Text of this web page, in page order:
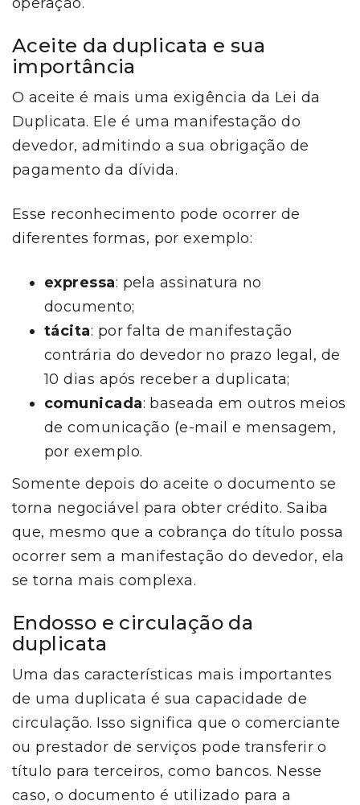
Aceite da duplicata e sua
importância
O aceite é mais uma exigência da Lei da
Duplicata. Ele é uma manifestação do
devedor, admitindo a sua obrigação de
pagamento da dívida.
Esse reconhecimento pode ocorrer de
diferentes formas, por exemplo:
expressa: pela assinatura no
documento;
tácita: por falta de manifestação
contrária do devedor no prazo legal, de
10 dias após receber a duplicata;
comunicada: baseada em outros meios
de comunicação (e-mail e mensagem,
por exemplo.
Somente depois do aceite o documento se
torna negociável para obter crédito. Saiba
que, mesmo que a cobrança do título possa
ocorrer sem a manifestação do devedor, ela
se torna mais complexa.
Endosso e circulação da
duplicata
Uma das características mais importantes
de uma duplicata é sua capacidade de
circulação. Isso significa que o comerciante
ou prestador de serviços pode transferir o
título para terceiros, como bancos. Nesse
caso, o documento é utilizado para a